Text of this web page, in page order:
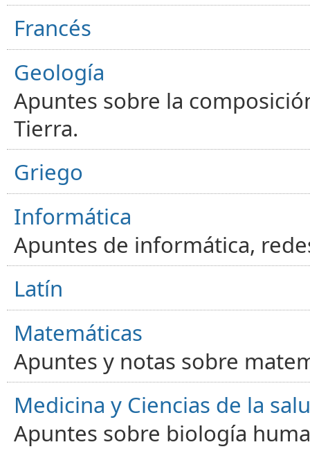
Francés
Geología
Apuntes sobre la
Tierra.
Griego
Informática
Apuntes de informática,
Latín
Matemáticas
Apuntes y notas sobre
Medicina y Ciencias de la
Apuntes sobre biología